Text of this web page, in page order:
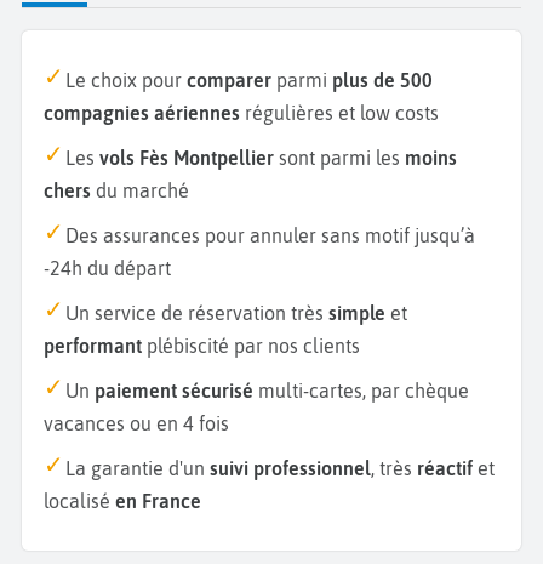
Le choix pour comparer parmi plus de 500
compagnies aériennes régulières et low costs
Les vols Fès Montpellier sont parmi les moins
chers du marché
Des assurances pour annuler sans motif jusqu’à
-24h du départ
Un service de réservation très simple et
performant plébiscité par nos clients
Un paiement sécurisé multi-cartes, par chèque
vacances ou en 4 fois
La garantie d'un suivi professionnel, très réactif et
localisé en France